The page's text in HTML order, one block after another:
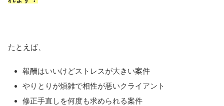
たとえば、
報酬はいいけどストレスが大きい案件
やりとりが煩雑で相性が悪いクライアント
修正手直しを何度も求められる案件